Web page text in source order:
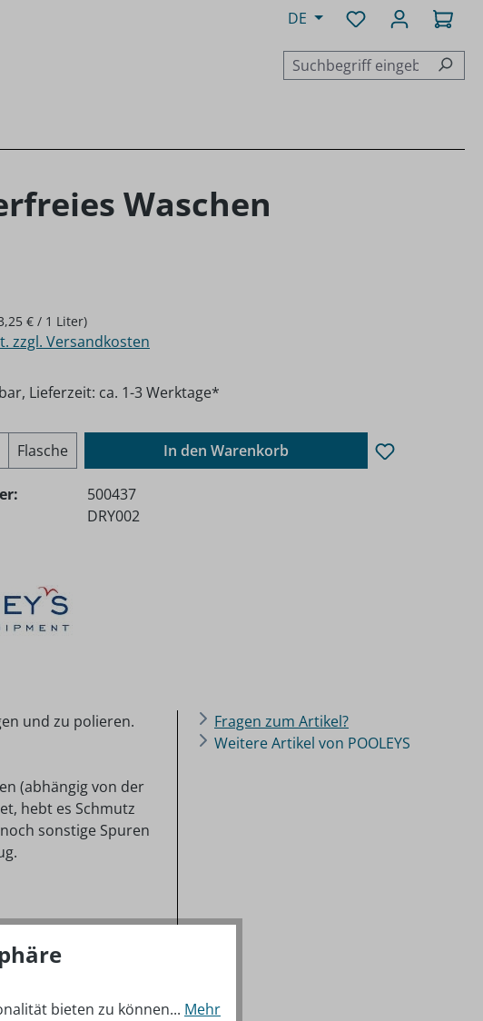
DE Du hast 0
Waschen
€ / 1 Liter)
zzgl. Versandkosten
Lieferzeit: ca. 1-3 Werktage*
Gib den gewünschten Wert ein oder
Flasche In den Warenkorb
500437
DRY002
und zu polieren.
(abhängig von der
hebt es Schmutz
sonstige Spuren
Fragen zum Artikel?
Weitere Artikel von POOLEYS
bieten zu können... Mehr